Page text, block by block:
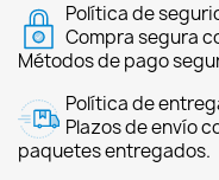
Política de
Compra segura
Métodos de pago
Política de
Plazos de envío
paquetes entregados.